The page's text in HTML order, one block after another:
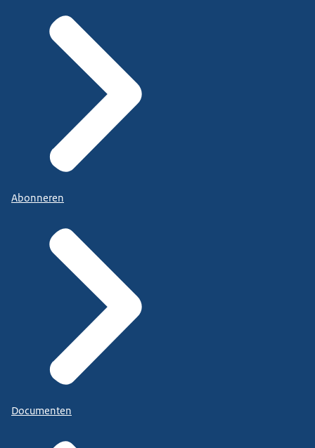
Abonneren
Documenten